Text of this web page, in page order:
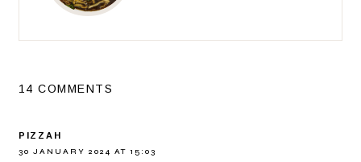
14 COMMENTS
PIZZAH
30 JANUARY 2024 AT 15:03